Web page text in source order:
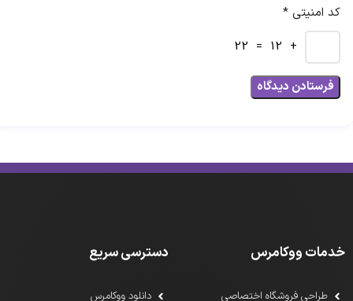
کد امنیتی *
+ 12 = 22
خدمات ووکامرس
طراحی فروشگاه اختصاصی
دسترسی سریع
دانلود ووکامرس